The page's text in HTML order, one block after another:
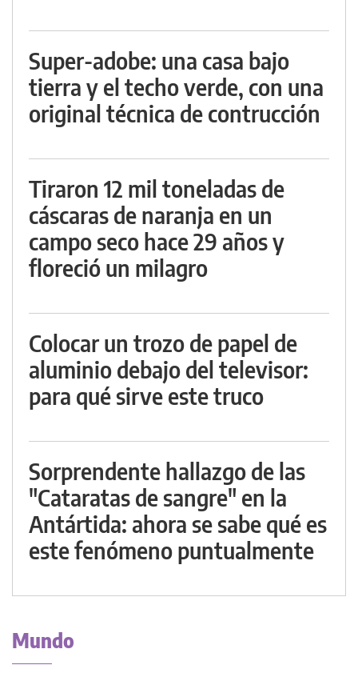
Super-adobe: una casa bajo
tierra y el techo verde, con una
original técnica de contrucción
Tiraron 12 mil toneladas de
cáscaras de naranja en un
campo seco hace 29 años y
floreció un milagro
Colocar un trozo de papel de
aluminio debajo del televisor:
para qué sirve este truco
Sorprendente hallazgo de las
"Cataratas de sangre" en la
Antártida: ahora se sabe qué es
este fenómeno puntualmente
Mundo